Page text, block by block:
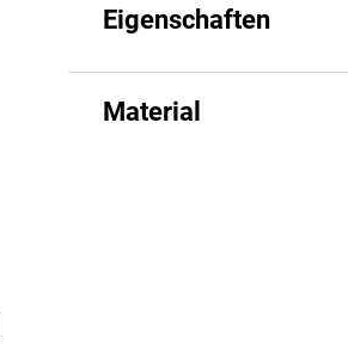
Eigenschaften
Material